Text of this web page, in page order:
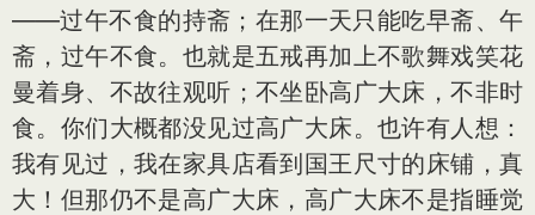
——过午不食的持斋；在那一天只能吃早斋、午
斋，过午不食。也就是五戒再加上不歌舞戏笑花
曼着身、不故往观听；不坐卧高广大床，不非时
食。你们大概都没见过高广大床。也许有人想：
我有见过，我在家具店看到国王尺寸的床铺，真
大！但那仍不是高广大床，高广大床不是指睡觉